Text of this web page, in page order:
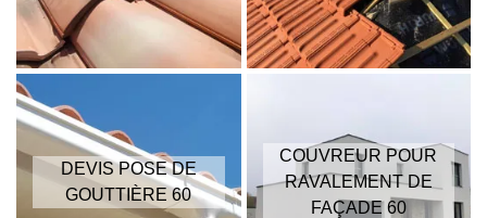
DEVIS POSE DE
GOUTTIÈRE 60
COUVREUR POUR
RAVALEMENT DE
FAÇADE 60